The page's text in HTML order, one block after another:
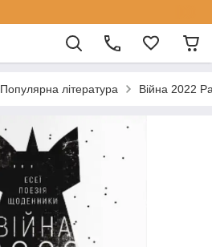
Популярна література Війна 2022